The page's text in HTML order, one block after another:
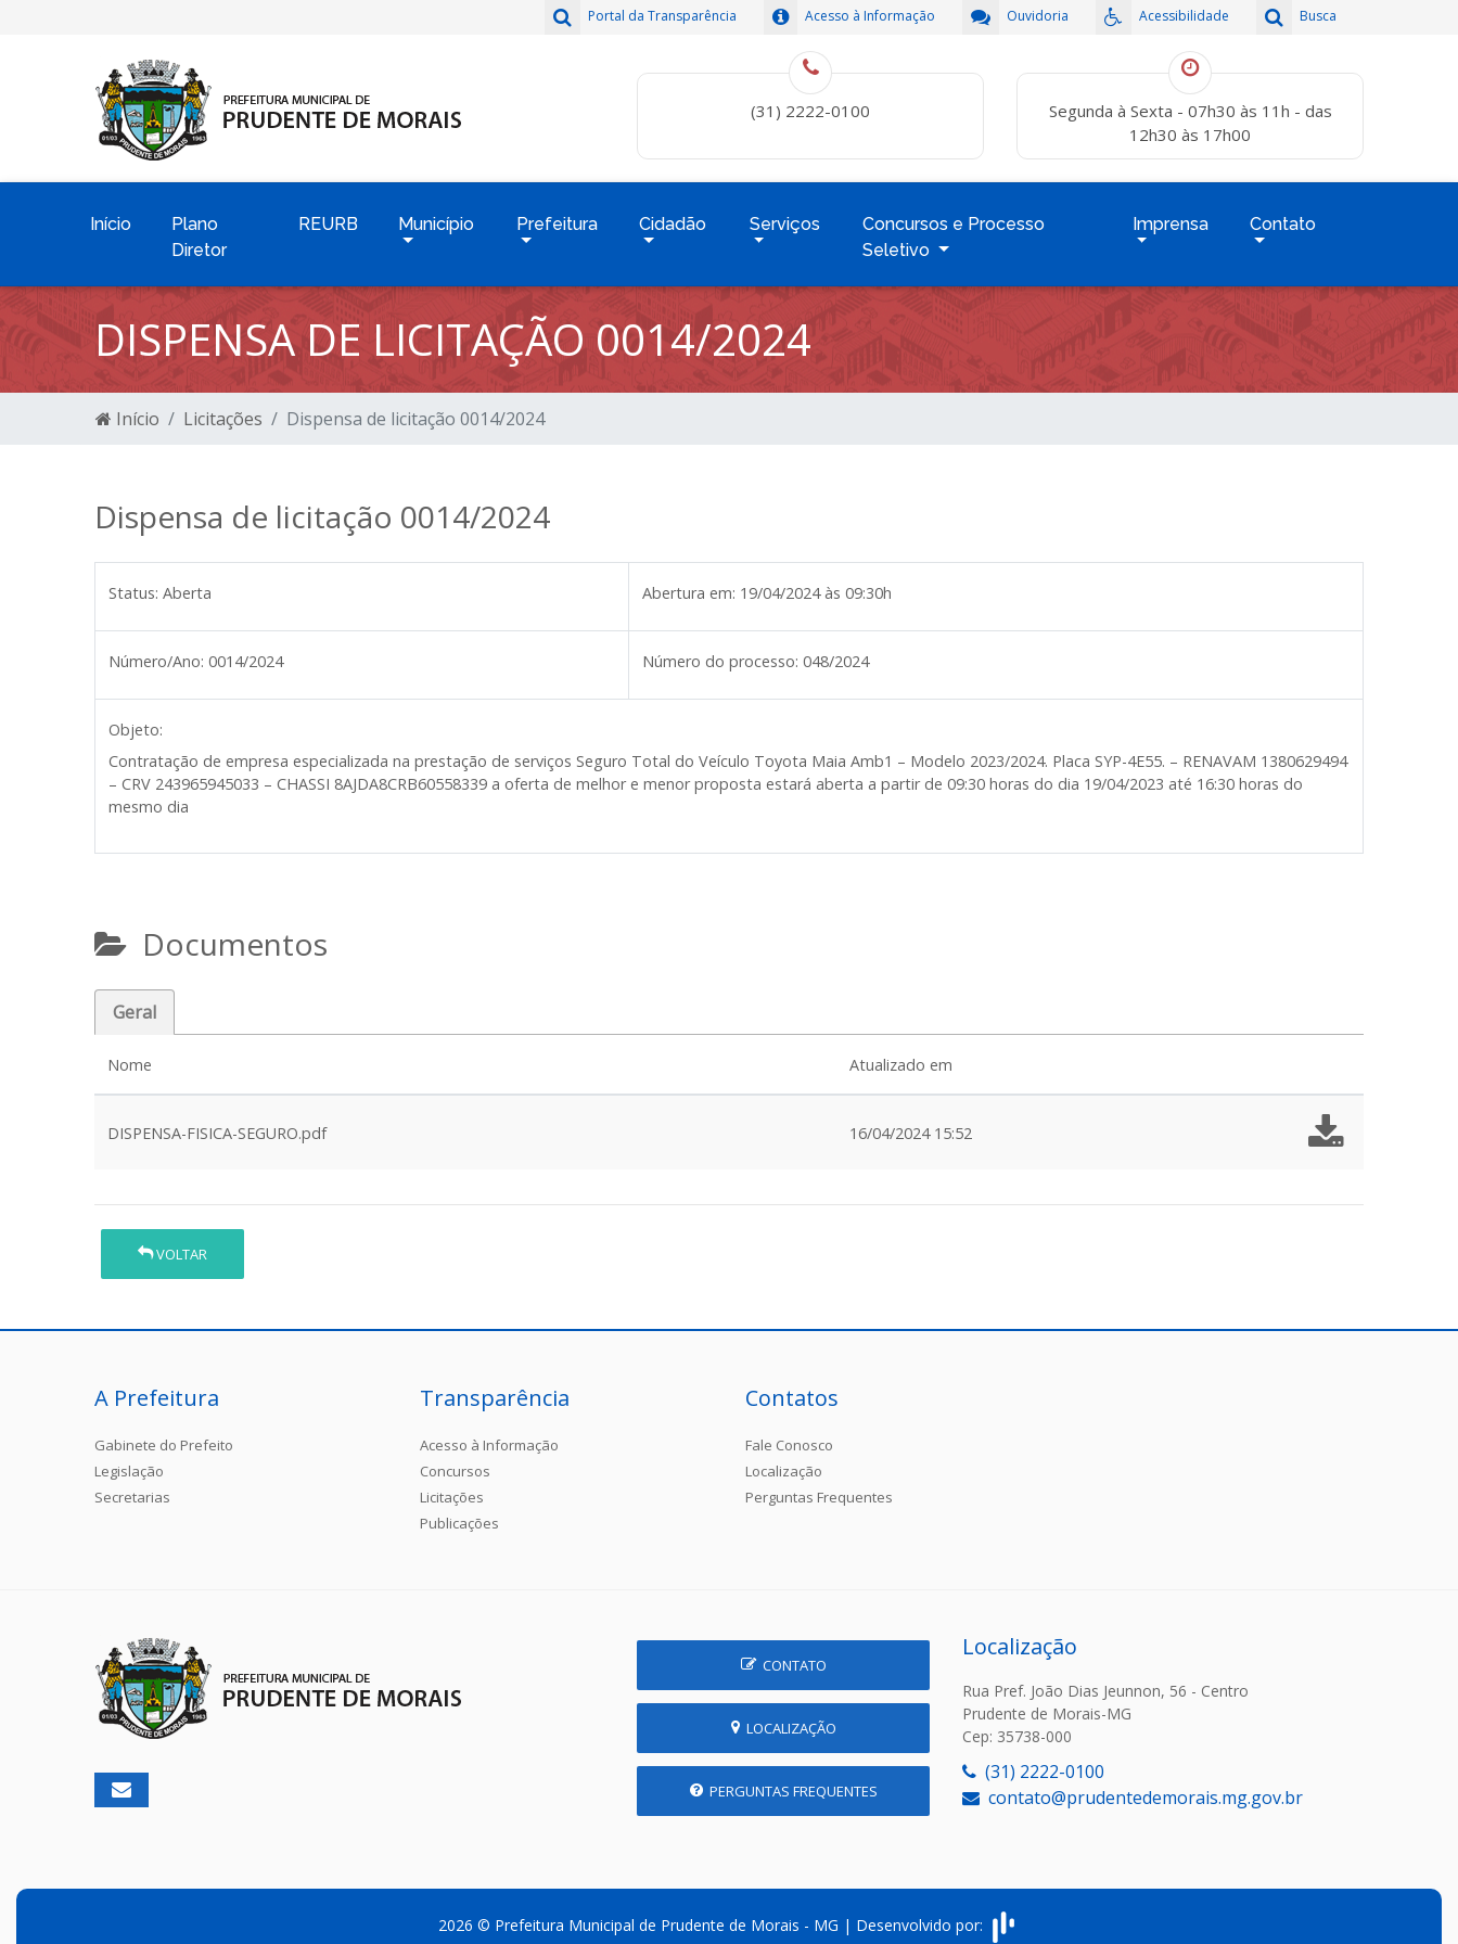
Busca
Acessibilidade
Ouvidoria
Acesso à Informação
Portal da Transparência
(31) 2222-0100
Segunda à Sexta - 07h30 às 11h - das
12h30 às 17h00
Início
Plano
Diretor
REURB Município Prefeitura Cidadão Serviços
Concursos e Processo
Seletivo
Imprensa Contato
DISPENSA DE LICITAÇÃO 0014/2024
Início Licitações Dispensa de licitação 0014/2024
Dispensa de licitação 0014/2024
Status: Aberta Abertura em: 19/04/2024 às 09:30h
Número/Ano: 0014/2024 Número do processo: 048/2024
Objeto:
Contratação de empresa especializada na prestação de serviços Seguro Total do Veículo Toyota Maia Amb1 – Modelo 2023/2024. Placa SYP-4E55. – RENAVAM 1380629494
– CRV 243965945033 – CHASSI 8AJDA8CRB60558339 a oferta de melhor e menor proposta estará aberta a partir de 09:30 horas do dia 19/04/2023 até 16:30 horas do
mesmo dia
Documentos
Geral
Nome Atualizado em
DISPENSA-FISICA-SEGURO.pdf 16/04/2024 15:52
VOLTAR
A Prefeitura
Gabinete do Prefeito
Legislação
Secretarias
Transparência
Acesso à Informação
Concursos
Licitações
Publicações
Contatos
Fale Conosco
Localização
Perguntas Frequentes
CONTATO
LOCALIZAÇÃO
PERGUNTAS FREQUENTES
Localização
Rua Pref. João Dias Jeunnon, 56 - Centro
Prudente de Morais-MG
Cep: 35738-000
(31) 2222-0100
contato@prudentedemorais.mg.gov.br
2026 © Prefeitura Municipal de Prudente de Morais - MG | Desenvolvido por: